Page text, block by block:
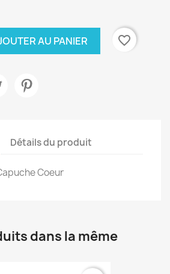
AU PANIER favorite_border
Détails du produit
Coeur
dans la même